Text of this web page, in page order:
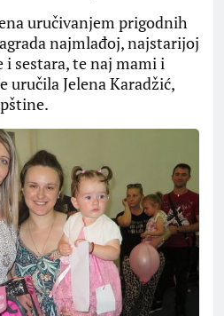
uručivanjem prigodnih
najmlađoj, najstarijoj
i sestara, te naj mami i
uručila Jelena Karadžić,